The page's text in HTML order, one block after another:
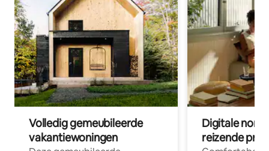
Volledig gemeubileerde
vakantiewoningen
Digitale
reizende